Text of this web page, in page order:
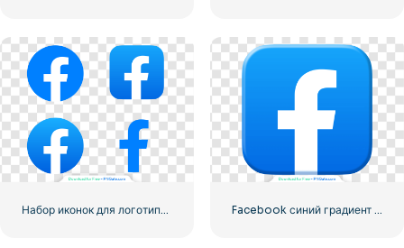
Набор иконок для логотипа Facebook Facebook синий градиент округлый значок